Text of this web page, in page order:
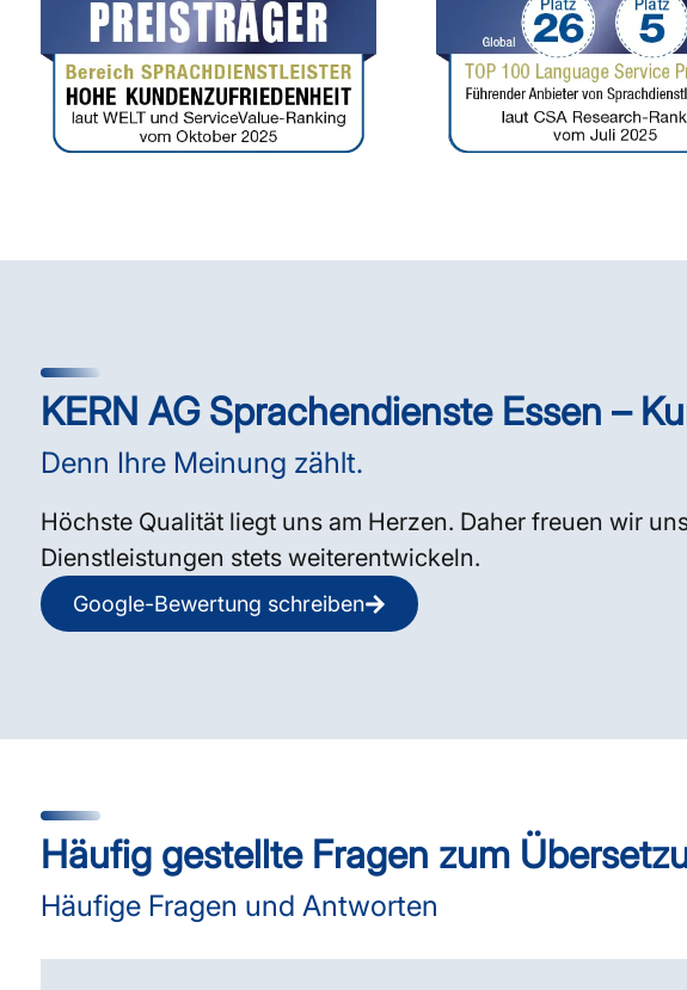
KERN AG Sprachendienste Essen –
Denn Ihre Meinung zählt.
Höchste Qualität liegt uns am Herzen. Daher freuen wir
Dienstleistungen stets weiterentwickeln.
Google-Bewertung schreiben
Häufig gestellte Fragen zum
Häufige Fragen und Antworten